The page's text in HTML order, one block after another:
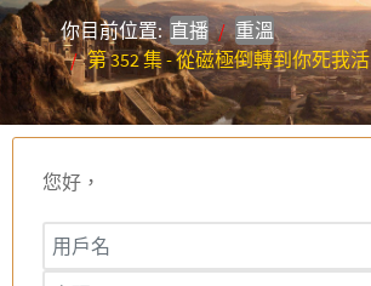
你目前位置:直播
重溫
第 352 集 - 從磁極倒轉到你死我活
您好，
用戶名